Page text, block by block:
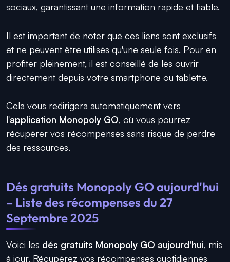
sociaux, garantissant une information rapide et fiable.
Il est important de noter que ces liens sont exclusifs
et ne peuvent être utilisés qu'une seule fois. Pour en
profiter pleinement, il est conseillé de les ouvrir
directement depuis votre smartphone ou tablette.
Cela vous redirigera automatiquement vers
l'application Monopoly GO, où vous pourrez
récupérer vos récompenses sans risque de perdre
des ressources.
Dés gratuits Monopoly GO aujourd'hui
– Liste des récompenses du 27
Septembre 2025
Voici les dés gratuits Monopoly GO aujourd'hui, mis
à jour. Récupérez vos récompenses quotidiennes